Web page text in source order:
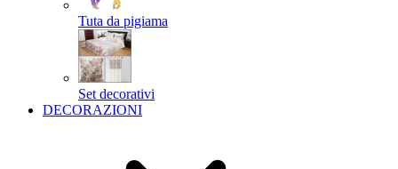
Tuta da pigiama
Set decorativi
DECORAZIONI